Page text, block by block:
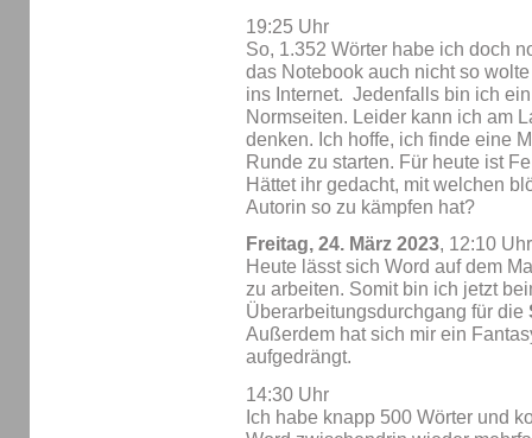
19:25 Uhr
So, 1.352 Wörter habe ich doch
das Notebook auch nicht so
ins Internet. Jedenfalls bin ich
Normseiten. Leider kann ich am
denken. Ich hoffe, ich finde eine
Runde zu starten. Für heute ist
Hättet ihr gedacht, mit welchen
Autorin so zu kämpfen hat?
Freitag, 24. März 2023, 12:10 Uhr
Heute lässt sich Word auf dem
zu arbeiten. Somit bin ich jetzt
Überarbeitungsdurchgang für die
Außerdem hat sich mir ein
aufgedrängt.
14:30 Uhr
Ich habe knapp 500 Wörter und